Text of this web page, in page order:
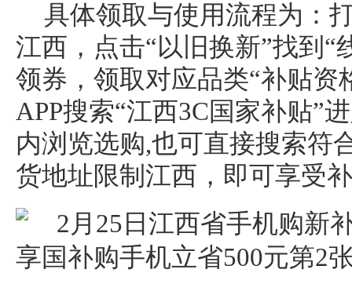
具体领取与使用流程为：
江西，点击“以旧换新”找到“
领券，领取对应品类“补贴资
APP搜索“江西3C国家补贴”
内浏览选购,也可直接搜索符
货地址限制江西，即可享受